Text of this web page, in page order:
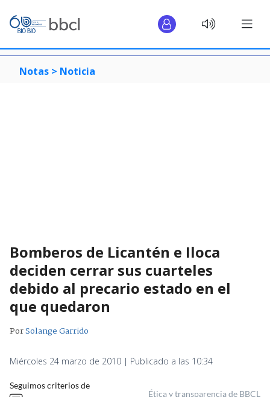
Notas > Noticia
Bomberos de Licantén e Iloca
deciden cerrar sus cuarteles
debido al precario estado en el
que quedaron
PorSolange Garrido
Miércoles 24 marzo de 2010 | Publicado a las 10:34
Seguimos criterios de
Ética y transparencia de BBCL